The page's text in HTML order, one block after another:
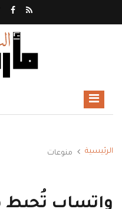
الرئيسية منوعات
واتساب